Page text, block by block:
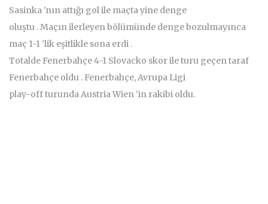
Sasinka 'nın attığı gol ile maçta yine denge
oluştu . Maçın ilerleyen bölümünde denge bozulmayınca
maç 1-1 'lik eşitlikle sona erdi .
Totalde Fenerbahçe 4-1 Slovacko skor ile turu geçen taraf
Fenerbahçe oldu . Fenerbahçe, Avrupa Ligi
play-off turunda Austria Wien 'in rakibi oldu.